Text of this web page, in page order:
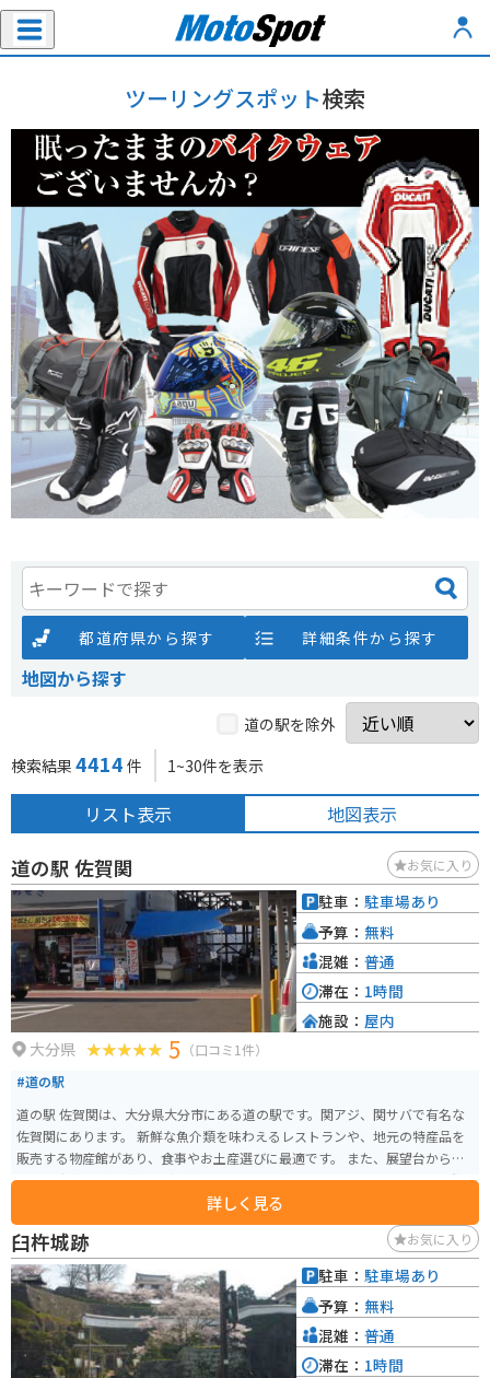
ツーリングスポット検索
都道府県から探す 詳細条件から探す
地図から探す
道の駅を除外
検索結果 4414 件 1~30件を表示
リスト表示 地図表示
道の駅 佐賀関 お気に入り
大分県 5 （口コミ1件）
#道の駅
道の駅 佐賀関は、大分県大分市にある道の駅です。関アジ、関サバで有名な
佐賀関にあります。 新鮮な魚介類を味わえるレストランや、地元の特産品を
販売する物産館があり、食事やお土産選びに最適です。 また、展望台から
は、別府湾や豊後水道など、美しい景色を一望できます。バイクで訪れる際
は、駐車場からの眺めも素晴らしく、ツーリングの休憩スポットとしてもお
すすめです。 道の駅 佐賀関は、新鮮な海の幸と美しい景色を楽しめる、魅力
的なスポットです。
詳しく見る
駐車： 駐車場あり
予算： 無料
混雑： 普通
滞在： 1時間
施設： 屋内
臼杵城跡 お気に入り
駐車： 駐車場あり
予算： 無料
混雑： 普通
滞在： 1時間